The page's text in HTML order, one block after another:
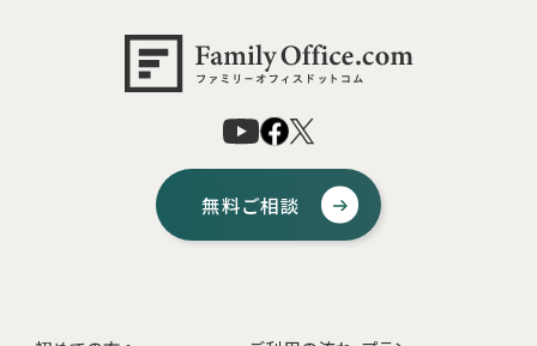
無料ご相談